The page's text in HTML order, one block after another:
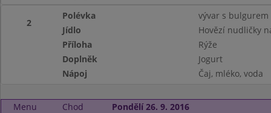
2
Polévka
vývar s bulgurem
Jídlo
Hovězí nudličky
Příloha
Rýže
Doplněk
Jogurt
Nápoj
Čaj, mléko, voda
Menu Chod
Pondělí 26. 9. 2016